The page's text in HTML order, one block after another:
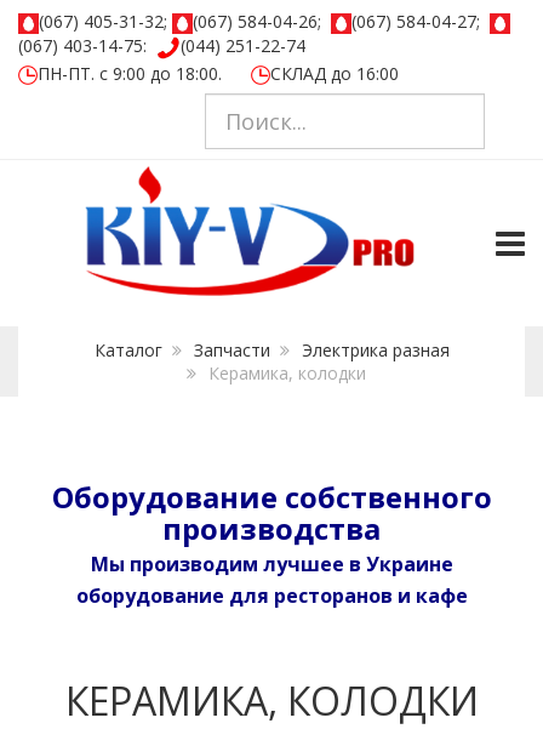
(067) 405-31-32; (067) 584-04-26;
(067) 584-04-27;
(067) 403-14-75:
(044) 251-22-74
ПН-ПТ. с 9:00 до 18:00.
СКЛАД до 16:00
Каталог Запчасти
Электрика разная
Керамика, колодки
Оборудование собственного
производства
Мы производим лучшее в Украине
оборудование для ресторанов и кафе
КЕРАМИКА, КОЛОДКИ